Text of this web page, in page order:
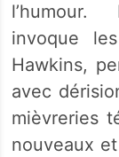
l’humour.
invoque
Hawkins,
avec
mièvreries
nouveaux